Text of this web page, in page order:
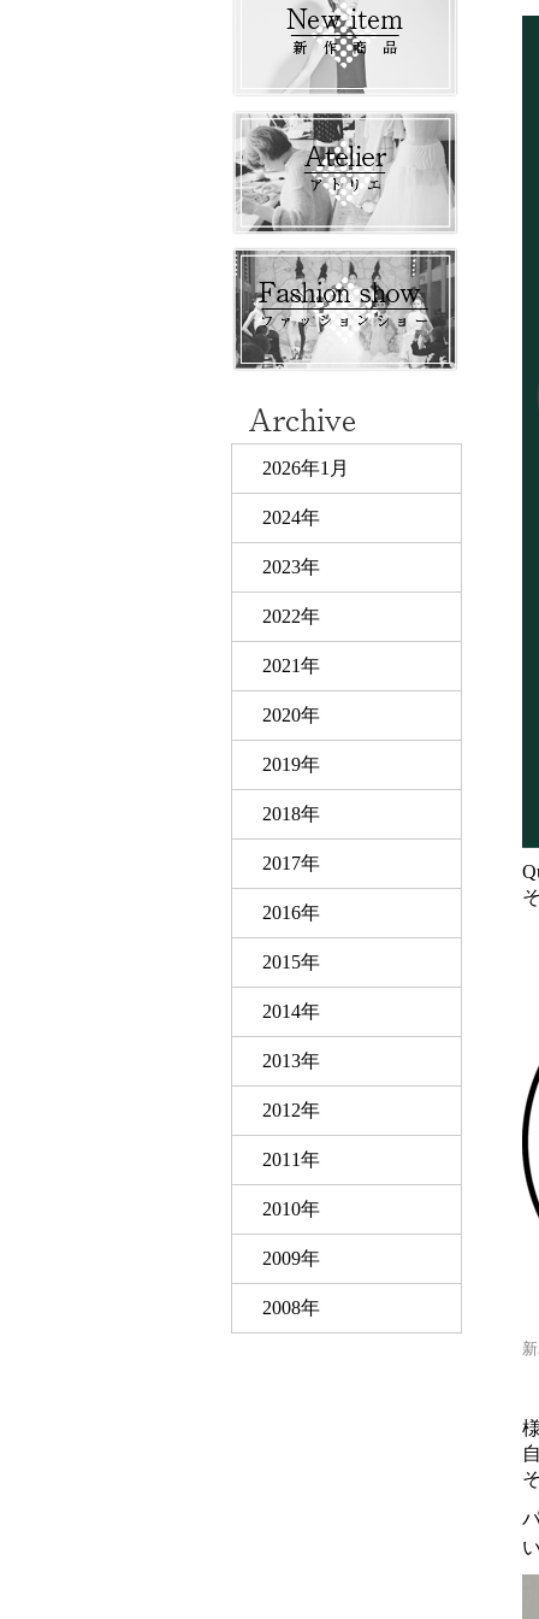
2026年1月
2024年
2023年
2022年
2021年
2020年
2019年
2018年
2017年
2016年
2015年
2014年
2013年
2012年
2011年
2010年
2009年
2008年